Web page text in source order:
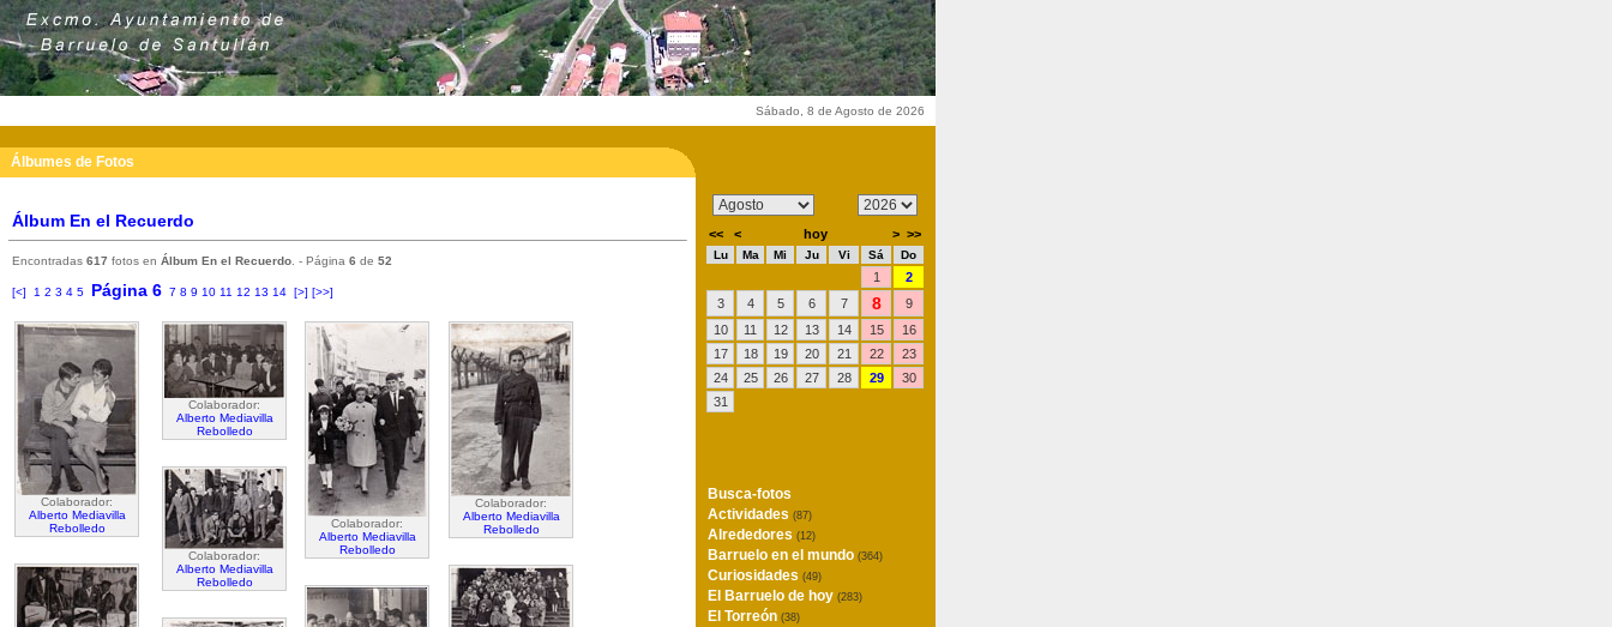
Sábado, 8 de Agosto de 2026
Álbumes de Fotos
Álbum En el Recuerdo
Encontradas 617 fotos en Álbum En el Recuerdo . - Página 6 de 52
[<] 1 2 3 4 5 Página 6 7 8 9 10 11 12 13 14 [>] [>>]
Colaborador:
Alberto Mediavilla
Rebolledo
Colaborador:
Alberto Mediavilla
Rebolledo
Colaborador:
Alberto Mediavilla
Rebolledo
Colaborador:
Alberto Mediavilla
Rebolledo
Colaborador:
Alberto Mediavilla
Rebolledo
<< < hoy > >>
Lu Ma Mi Ju Vi Sá Do
1
2
3
4 5 6 7 8
9
10
11 12 13 14 15
16
17
18 19 20 21 22
23
24
25 26 27 28 29
30
31
Busca-fotos
Actividades (87)
Alrededores (12)
Barruelo en el mundo (364)
Curiosidades (49)
El Barruelo de hoy (283)
El Torreón (38)